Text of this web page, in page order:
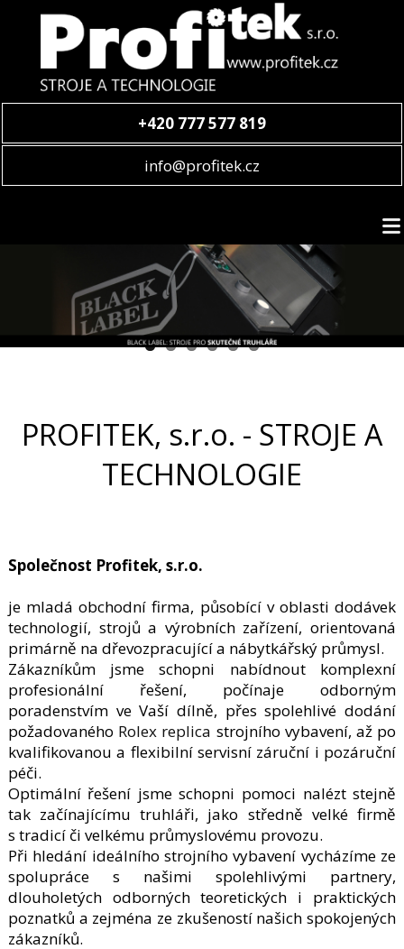
+420 777 577 819
info@profitek.cz
PROFITEK, s.r.o. - STROJE A
TECHNOLOGIE
Společnost Profitek, s.r.o.
je mladá obchodní firma, působící v oblasti dodávek
technologií, strojů a výrobních zařízení, orientovaná
primárně na dřevozpracující a nábytkářský průmysl.
Zákazníkům jsme schopni nabídnout komplexní
profesionální řešení, počínaje odborným
poradenstvím ve Vaší dílně, přes spolehlivé dodání
požadovaného Rolex replica strojního vybavení, až po
kvalifikovanou a flexibilní servisní záruční i pozáruční
péči.
Optimální řešení jsme schopni pomoci nalézt stejně
tak začínajícímu truhláři, jako středně velké firmě
s tradicí či velkému průmyslovému provozu.
Při hledání ideálního strojního vybavení vycházíme ze
spolupráce s našimi spolehlivými partnery,
dlouholetých odborných teoretických i praktických
poznatků a zejména ze zkušeností našich spokojených
zákazníků.